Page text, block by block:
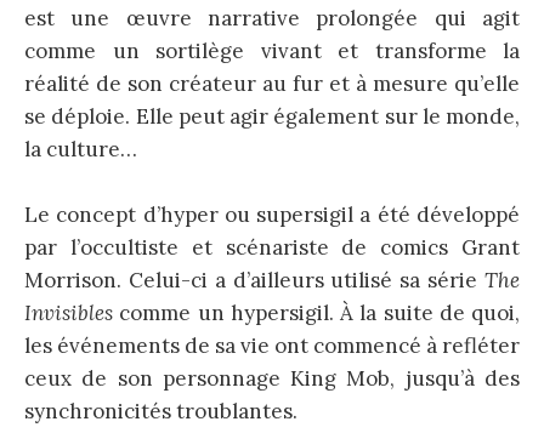
est une œuvre narrative prolongée qui agit
comme un sortilège vivant et transforme la
réalité de son créateur au fur et à mesure qu’elle
se déploie. Elle peut agir également sur le monde,
la culture…
Le concept d’hyper ou supersigil a été développé
par l’occultiste et scénariste de comics Grant
Morrison. Celui-ci a d’ailleurs utilisé sa série The
Invisibles comme un hypersigil. À la suite de quoi,
les événements de sa vie ont commencé à refléter
ceux de son personnage King Mob, jusqu’à des
synchronicités troublantes.